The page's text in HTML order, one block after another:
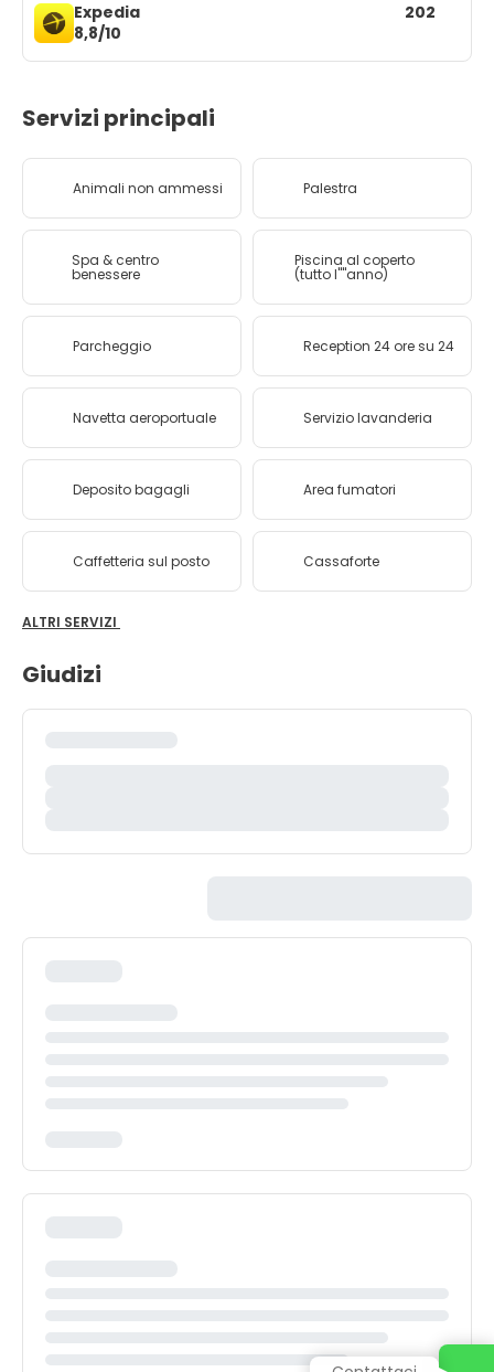
Expedia
8,8/10
202
Servizi principali
Animali non ammessi Palestra
Spa & centro
benessere
Piscina al coperto
(tutto l''''anno)
Parcheggio Reception 24 ore su 24
Navetta aeroportuale Servizio lavanderia
Deposito bagagli Area fumatori
Caffetteria sul posto Cassaforte
ALTRI SERVIZI
Giudizi